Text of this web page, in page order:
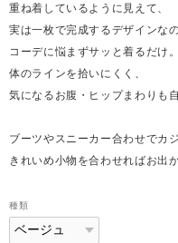
重ね着しているように見えて、
実は一枚で完成するデザインなの
コーデに悩まずサッと着るだけ。
体のラインを拾いにくく、
気になるお腹・ヒップまわりも
ブーツやスニーカー合わせでカ
きれいめ小物を合わせればお出
種類